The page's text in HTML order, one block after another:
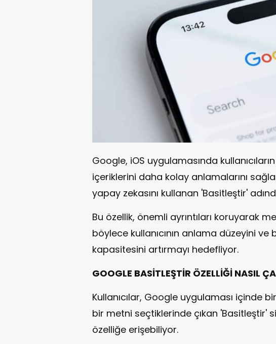
Google, iOS uygulamasında
içeriklerini daha kolay anlamalarını
yapay zekasını kullanan 'Basitleştir'
Bu özellik, önemli ayrıntıları koruyarak
böylece kullanıcının anlama düzeyini ve
kapasitesini artırmayı hedefliyor.
GOOGLE BASİTLEŞTİR ÖZELLİĞİ NASIL
Kullanıcılar, Google uygulaması içinde
bir metni seçtiklerinde çıkan 'Basitleştir'
özelliğe erişebiliyor.